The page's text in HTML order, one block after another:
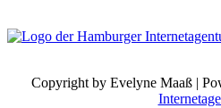
Copyright by Evelyne Maaß |